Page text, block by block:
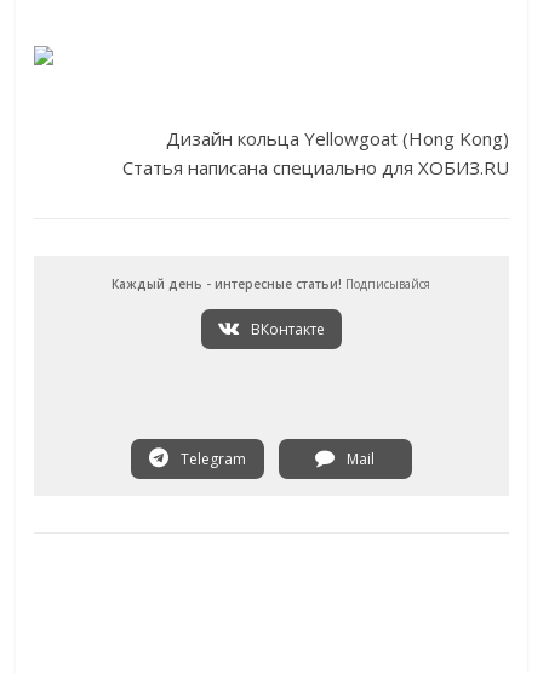
Дизайн кольца Yellowgoat (Hong Kong)
Статья написана специально для ХОБИЗ.RU
Каждый день - интересные статьи! Подписывайся
ВКонтакте
Telegram Mail